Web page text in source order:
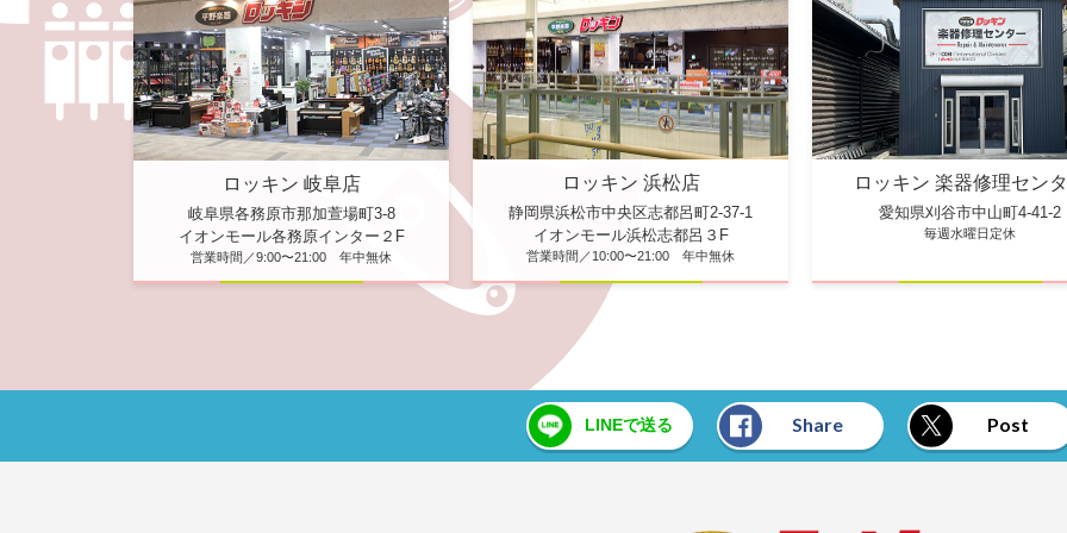
ロッキン 岐阜店
岐阜県各務原市那加萱場町3-8
イオンモール各務原インター２F
営業時間／9:00〜21:00 年中無休
ロッキン 浜松店
静岡県浜松市中央区志都呂町2-37-1
イオンモール浜松志都呂３F
営業時間／10:00〜21:00 年中無休
ロッキン 楽器修理セン
愛知県刈谷市中山町4-41-2
毎週水曜日定休
LINEで送る Share Post